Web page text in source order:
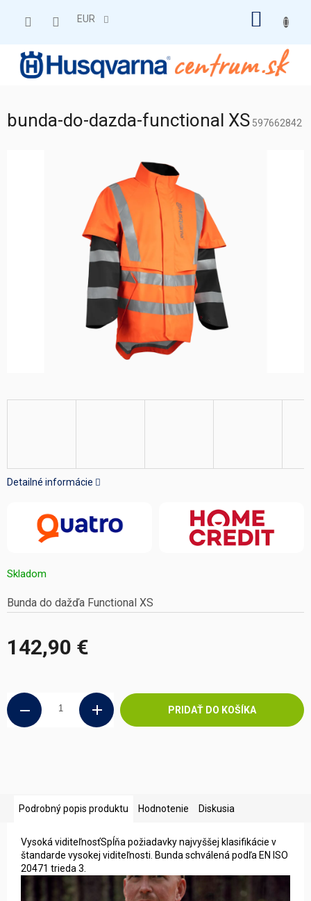
EUR
bunda-do-dazda-functional XS 597662842
142,90 €
Skladom
PRIDAŤ DO KOŠÍKA
Bunda do dažďa Functional XS
Detailné informácie
Podrobný popis produktu Hodnotenie Diskusia
Vysoká viditeľnosťSpĺňa požiadavky najvyššej klasifikácie v
štandarde vysokej viditeľnosti. Bunda schválená podľa EN ISO
20471 trieda 3.